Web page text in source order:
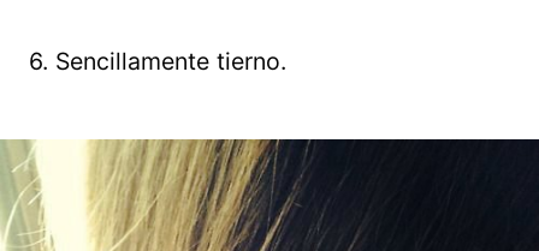
6. Sencillamente tierno.